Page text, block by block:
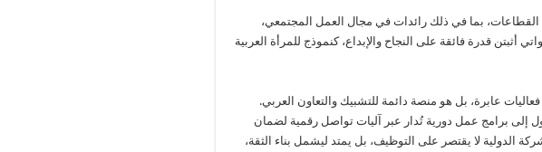
بما في ذلك رائدات في مجال العمل المجتمعي،
أثبتن قدرة فائقة على النجاح والإبداع، كنموذج للمرأة العربية
عابرة، بل هو منصة دائمة للتشبيك والتعاون العربي.
إلى برامج عمل دورية تُدار عبر آليات تواصل رقمية لضمان
الدولية لا يقتصر على التوظيف، بل يمتد ليشمل بناء الثقة،